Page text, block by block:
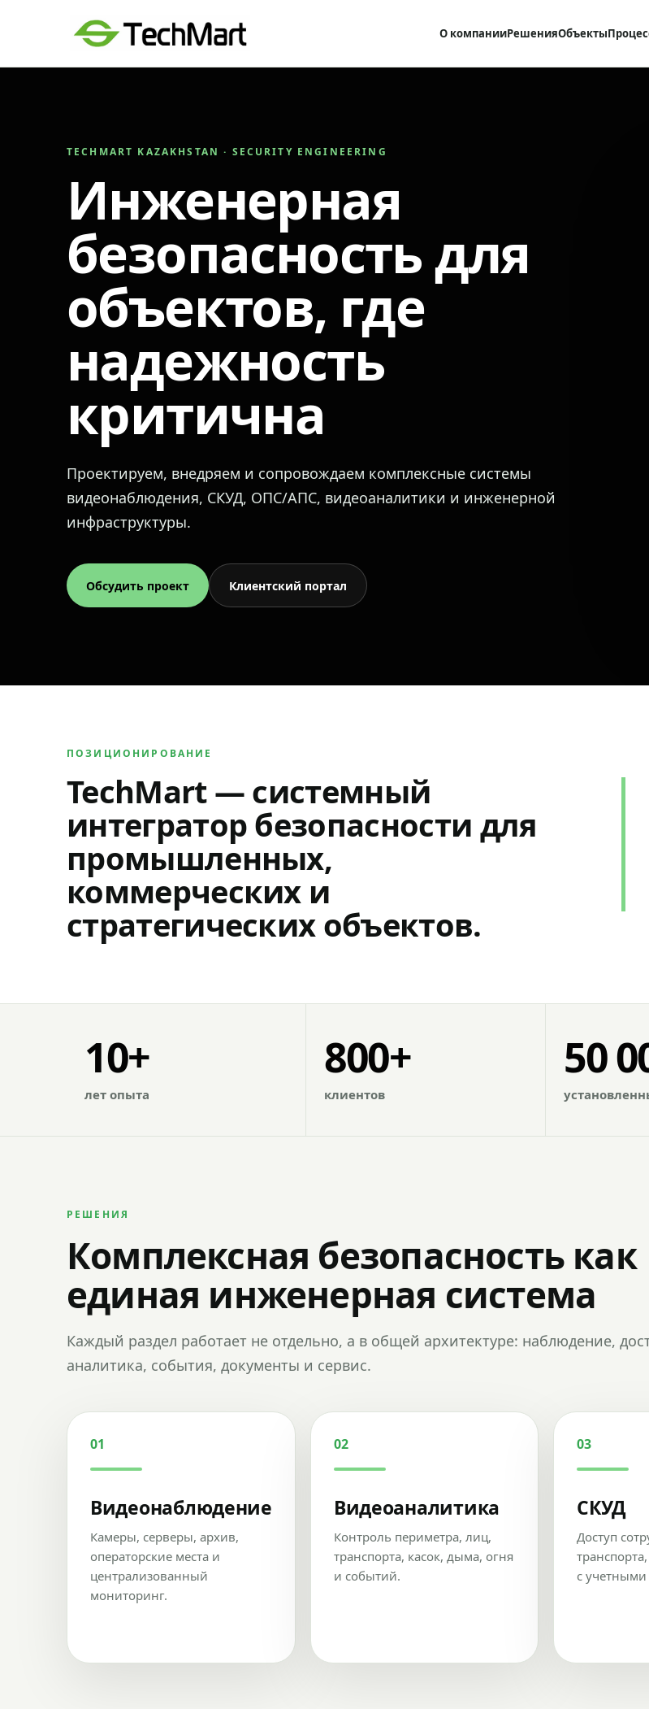
О компанииРешенияОбъекты
TECHMART KAZAKHSTAN · SECURITY ENGINEERING
Инженерная
безопасность для
объектов, где
надежность
критична
Проектируем, внедряем и сопровождаем комплексные системы
видеонаблюдения, СКУД, ОПС/АПС, видеоаналитики и инженерной
инфраструктуры.
Обсудить проект Клиентский портал
ПОЗИЦИОНИРОВАНИЕ
TechMart — системный
интегратор безопасности для
промышленных,
коммерческих и
стратегических объектов.
10+
лет опыта
800+
клиентов
50
РЕШЕНИЯ
Комплексная безопасность как
единая инженерная система
Каждый раздел работает не отдельно, а в общей архитектуре: наблюдение,
аналитика, события, документы и сервис.
01
Видеонаблюдение
Камеры, серверы, архив,
операторские места и
централизованный
мониторинг.
02
Видеоаналитика
Контроль периметра, лиц,
транспорта, касок, дыма, огня
и событий.
03
СКУД
Доступ
с